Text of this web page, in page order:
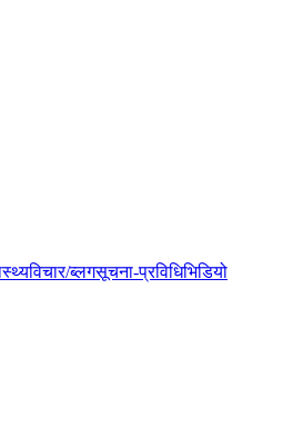
विचार/ब्लगसूचना-प्रविधिभिडियो